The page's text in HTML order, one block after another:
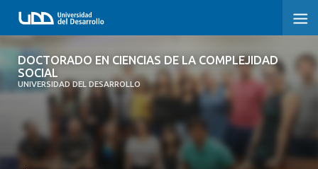
DOCTORADO EN CIENCIAS DE LA COMPLEJIDAD
SOCIAL
UNIVERSIDAD DEL DESARROLLO
DOCTORADO EN CIENCIAS DE LA
COMPLEJIDAD SOCIAL
PRESENTACIÓN